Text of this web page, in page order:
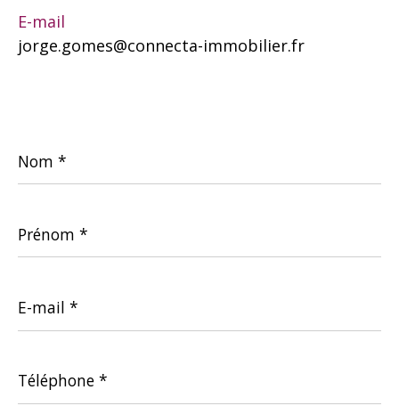
E-mail
jorge.gomes@connecta-immobilier.fr
*
*
mail
*
*